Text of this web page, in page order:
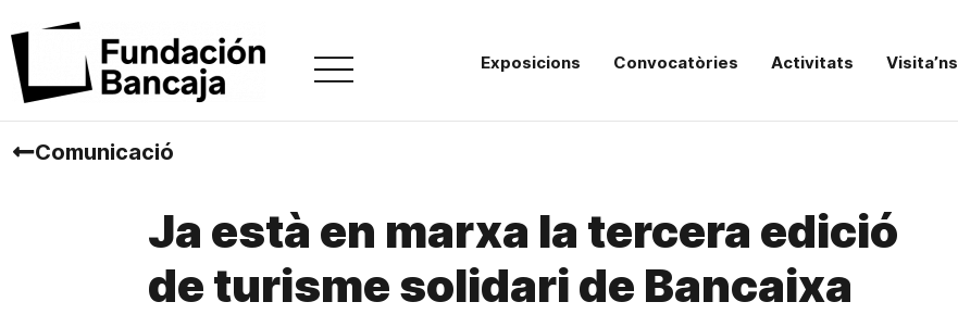
Exposicions Convocatòries Activitats Visita’ns
Comunicació
Ja està en marxa la tercera edició
de turisme solidari de Bancaixa